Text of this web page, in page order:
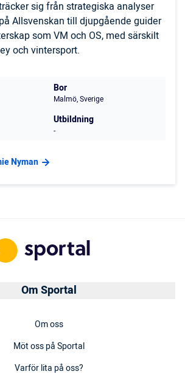
sig från strategiska analyser
Allsvenskan till djupgående guider
som VM och OS, med särskilt
och vintersport.
Bor
Malmö, Sverige
Utbildning
-
Nyman
Om Sportal
Om oss
Möt oss på Sportal
Varför lita på oss?